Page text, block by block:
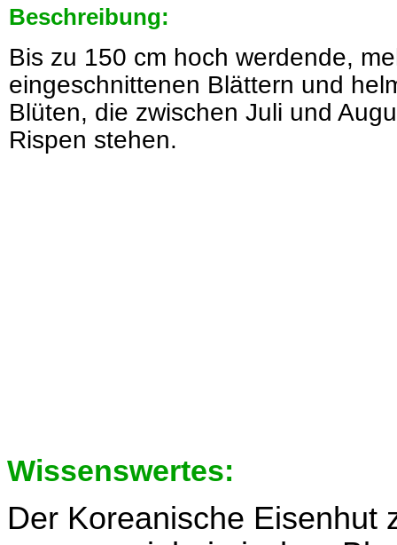
Beschreibung:
Bis zu 150 cm hoch werdende,
eingeschnittenen Blättern und
Blüten, die zwischen Juli und
Rispen stehen.
Wissenswertes:
Der Koreanische Eisenhut